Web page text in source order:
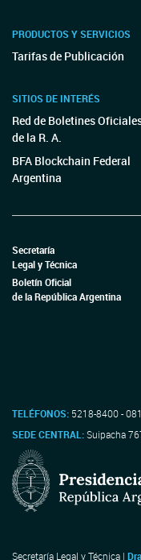
PRODUCTOS Y SERVICIOS
Tarifas de Publicación
SITIOS DE INTERÉS
Red de Boletines
de la R. A.
BFA Blockchain Federal
Argentina
Secretaría
Legal y Técnica
Boletín Oficial
de la República Argentina
TELÉFONOS: 5218-8400 -
SEDE CENTRAL:Suipacha
Secretaría Legal y Técnica |